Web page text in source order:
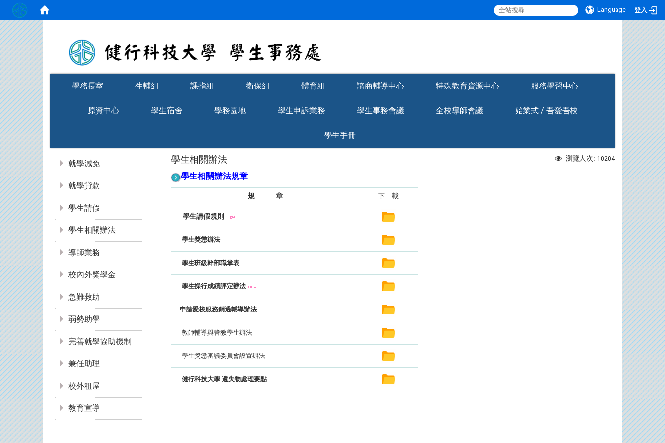
Language 登入
學務長室 生輔組 課指組 衛保組 體育組 諮商輔導中心 特殊教育資源中心 服務學習中心
原資中心 學生宿舍 學務園地 學生申訴業務 學生事務會議 全校導師會議 始業式 / 吾愛吾校
學生手冊
就學減免
就學貸款
學生請假
學生相關辦法
導師業務
校內外獎學金
急難救助
弱勢助學
完善就學協助機制
兼任助理
校外租屋
教育宣導
瀏覽人次: 10204
學生相關辦法
學生相關辦法規章
規 章 下 載
學生請假規則
學生獎懲辦法
學生班級幹部職掌表
學生操行成績評定辦法
申請愛校服務銷過輔導辦法
教師輔導與管教學生辦法
學生獎懲審議委員會設置辦法
健行科技大學 遺失物處理要點